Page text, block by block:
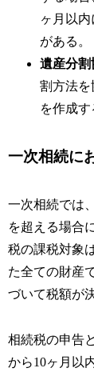
ヶ月以
がある。
遺産分割
割方法
を作成す
一次相続に
一次相続では
を超える場合
税の課税対象
た全ての財産
づいて税額が
相続税の申告
から10ヶ月以